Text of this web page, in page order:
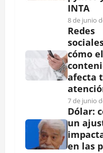
INTA
8 de junio
Redes
cómo el
afecta
7 de junio
Dólar:
un
en las